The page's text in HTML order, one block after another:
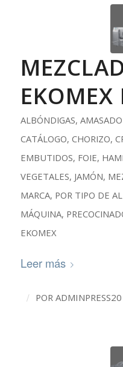
ALBÓNDIGAS,
CATÁLOGO, CHORIZO,
EMBUTIDOS, FOIE,
VEGETALES, JAMÓN,
MARCA, POR TIPO DE
MÁQUINA,
EKOMEX
Leer más
/ POR ADMINPRESS20